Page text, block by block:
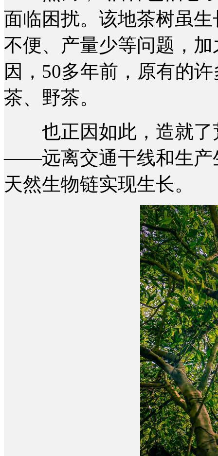
面临困扰。该地茶树虽
不便、产量少等问题，
因，50多年前，原有的
茶、野茶。
也正因如此，造就了
——远离交通干线和生产
天然生物链实现生长。